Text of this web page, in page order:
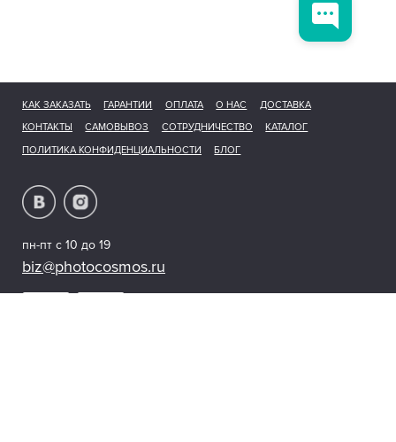
КАК ЗАКАЗАТЬ ГАРАНТИИ ОПЛАТА О НАС
ДОСТАВКА
КОНТАКТЫ
САМОВЫВОЗ СОТРУДНИЧЕСТВО
КАТАЛОГ
ПОЛИТИКА КОНФИДЕНЦИАЛЬНОСТИ
БЛОГ
пн-пт с 10 до 19
biz@photocosmos.ru